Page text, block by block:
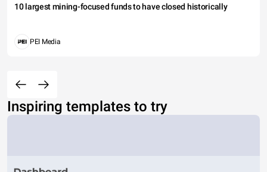
10 largest mining-focused funds to have closed historically
PEI Media
Inspiring templates to try